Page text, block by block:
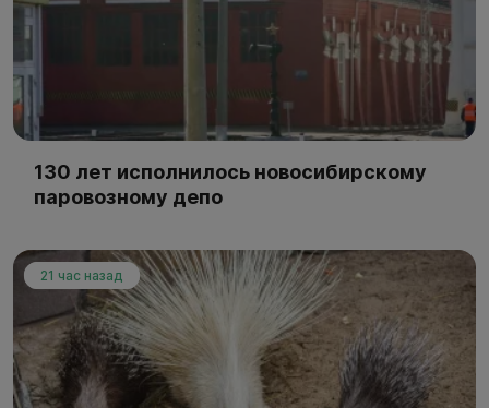
130 лет исполнилось новосибирскому
паровозному депо
21 час назад